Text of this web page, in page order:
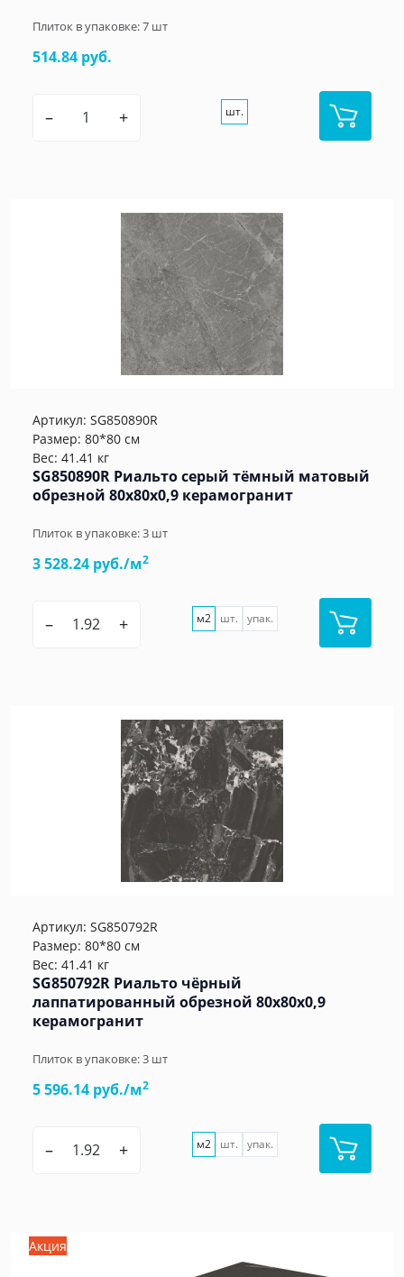
Плиток в упаковке:7 шт
514.84 руб.
– + шт.
Артикул: SG850890R
Размер: 80*80 см
Вес: 41.41 кг
SG850890R Риальто серый тёмный матовый
обрезной 80x80x0,9 керамогранит
Плиток в упаковке:3 шт
3 528.24 руб./м2
– + м2 шт. упак.
Артикул: SG850792R
Размер: 80*80 см
Вес: 41.41 кг
SG850792R Риальто чёрный
лаппатированный обрезной 80x80x0,9
керамогранит
Плиток в упаковке:3 шт
5 596.14 руб./м2
– + м2 шт. упак.
Акция